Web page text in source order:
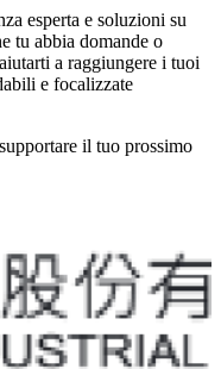
esperta e soluzioni su
tu abbia domande o
a raggiungere i tuoi
e focalizzate
il tuo prossimo